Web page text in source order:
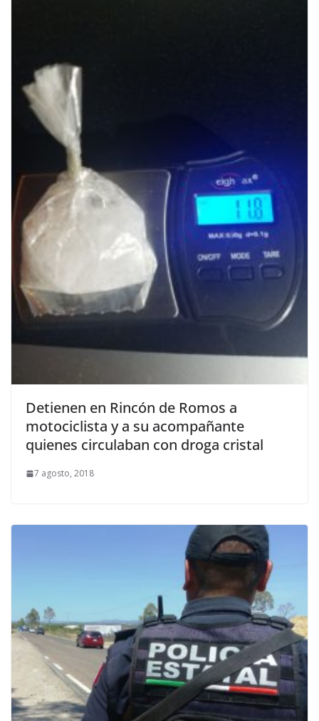
Detienen en Rincón de Romos a
motociclista y a su acompañante
quienes circulaban con droga cristal
7 agosto, 2018